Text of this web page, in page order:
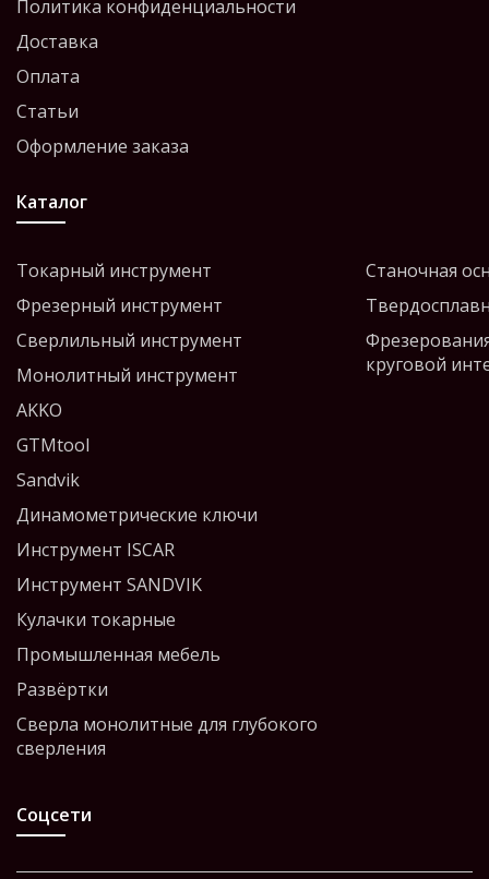
Политика конфиденциальности
Доставка
Оплата
Статьи
Оформление заказа
Каталог
Токарный инструмент
Фрезерный инструмент
Сверлильный инструмент
Монолитный инструмент
AKKO
GTMtool
Sandvik
Динамометрические ключи
Инструмент ISCAR
Инструмент SANDVIK
Кулачки токарные
Промышленная мебель
Развёртки
Сверла монолитные для глубокого
сверления
Станочная
круговой
Соцсети